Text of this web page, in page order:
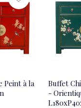
Peint à la
Buffet
-